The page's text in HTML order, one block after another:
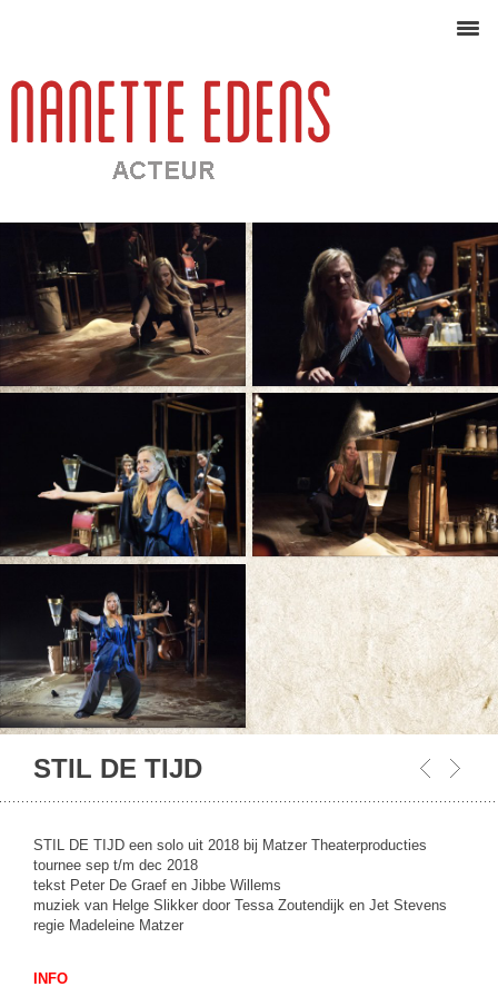
STIL DE TIJD
STIL DE TIJD een solo uit 2018 bij Matzer Theaterproducties
tournee sep t/m dec 2018
tekst Peter De Graef en Jibbe Willems
muziek van Helge Slikker door Tessa Zoutendijk en Jet Stevens
regie Madeleine Matzer
INFO